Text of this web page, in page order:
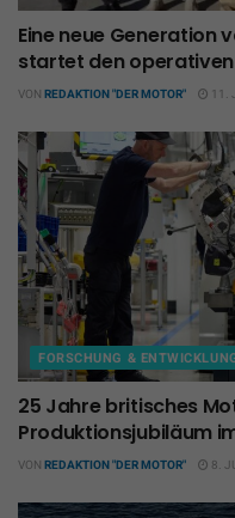
Eine neue Generation
startet den
VON REDAKTION "DER MOTOR" 11.
FORSCHUNG &
25 Jahre britisches
Produktionsjubiläum
VON REDAKTION "DER MOTOR" 8.